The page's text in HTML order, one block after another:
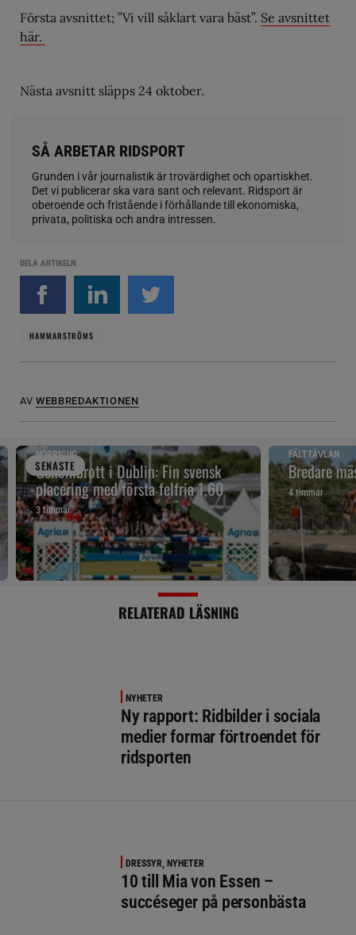
Första avsnittet; ”Vi vill såklart vara bäst”. Se avsnittet
här.
Nästa avsnitt släpps 24 oktober.
SÅ ARBETAR RIDSPORT
Grunden i vår journalistik är trovärdighet och opartiskhet.
Det vi publicerar ska vara sant och relevant. Ridsport är
oberoende och fristående i förhållande till ekonomiska,
privata, politiska och andra intressen.
DELA ARTIKELN
HAMMARSTRÖMS
AV WEBBREDAKTIONEN
SENASTE
HOPPNING
Genombrott i Dublin: Fin svensk
placering med första felfria 1,60
3 timmar
FÄLTTÄVLAN
Bredare
4 timmar
RELATERAD LÄSNING
NYHETER
Ny rapport: Ridbilder i sociala
medier formar förtroendet för
ridsporten
DRESSYR, NYHETER
10 till Mia von Essen –
succéseger på personbästa